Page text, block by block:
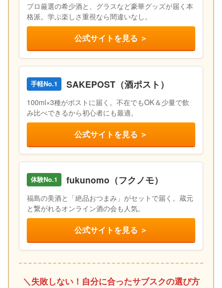
プロ厳選の希少酒と、グラスなど豪華グッズが届く本
格派。学ぶ楽しさ重視なら間違いなし。
公式サイトを見る ＞
手軽No.1 SAKEPOST（酒ポスト）
100ml×3種がポストに届く。不在でもOK＆少量で飲
み比べできるから初心者にも最適。
公式サイトを見る ＞
体験No.1 fukunomo（フクノモ）
福島の美酒と「絶品おつまみ」がセットで届く。蔵元
と繋がれるオンライン酒の会も人気。
公式サイトを見る ＞
＼失敗しない！自分に合ったサブスクの選び方